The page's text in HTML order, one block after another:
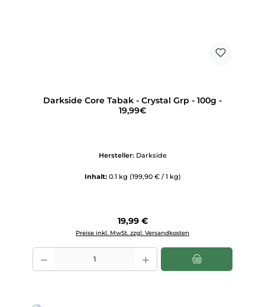
Darkside Core Tabak - Crystal Grp - 100g -
19,99€
Hersteller: Darkside
Inhalt: 0.1 kg (199,90 € / 1 kg)
Regulärer Preis:
19,99 €
Preise inkl. MwSt. zzgl. Versandkosten
Produkt Anzahl: Gib den gewünschten Wert ein oder benutze die